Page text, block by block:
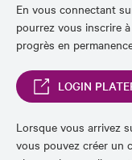
En vous connectant
pourrez vous inscrire
progrès en
LOGIN
Lorsque vous arrivez
vous pouvez créer un